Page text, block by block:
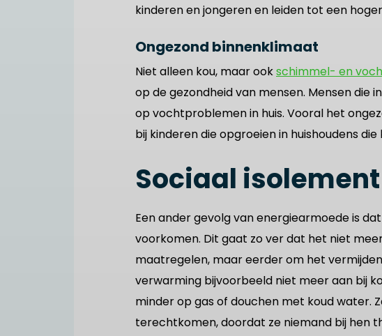
kinderen en jongeren en leiden tot een
Ongezond binnenklimaat
Niet alleen kou, maar ookschimmel- en
op de gezondheid van mensen. Mensen die
op vochtproblemen in huis. Vooral het
bij kinderen die opgroeien in huishoudens
Sociaal isolement
Een ander gevolg van energiearmoede is
voorkomen. Dit gaat zo ver dat het niet
maatregelen, maar eerder om het
verwarming bijvoorbeeld niet meer aan bij
minder op gas of douchen met koud water.
terechtkomen, doordat ze niemand bij hen